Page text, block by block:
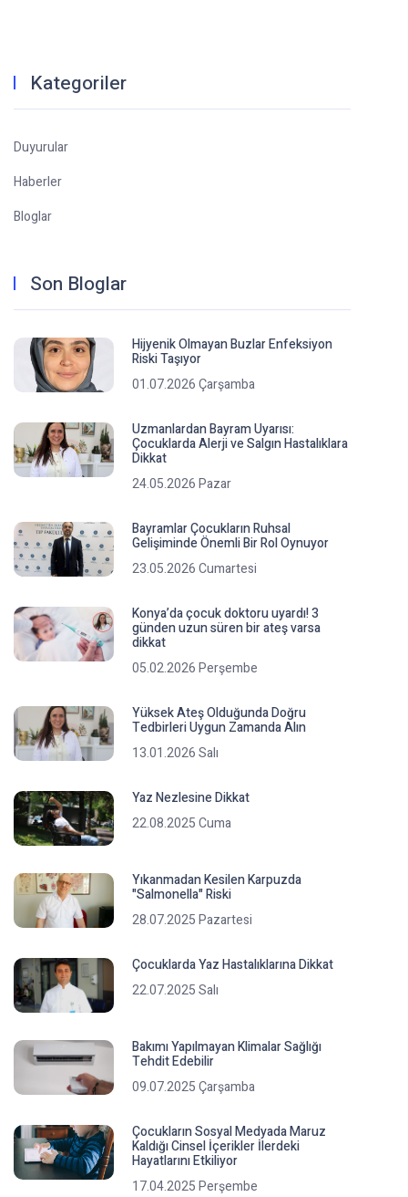
Kategoriler
Duyurular
Haberler
Bloglar
Son Bloglar
Hijyenik Olmayan Buzlar Enfeksiyon
Riski Taşıyor
01.07.2026 Çarşamba
Uzmanlardan Bayram Uyarısı:
Çocuklarda Alerji ve Salgın Hastalıklara
Dikkat
24.05.2026 Pazar
Bayramlar Çocukların Ruhsal
Gelişiminde Önemli Bir Rol Oynuyor
23.05.2026 Cumartesi
Konya’da çocuk doktoru uyardı! 3
günden uzun süren bir ateş varsa
dikkat
05.02.2026 Perşembe
Yüksek Ateş Olduğunda Doğru
Tedbirleri Uygun Zamanda Alın
13.01.2026 Salı
Yaz Nezlesine Dikkat
22.08.2025 Cuma
Yıkanmadan Kesilen Karpuzda
"Salmonella" Riski
28.07.2025 Pazartesi
Çocuklarda Yaz Hastalıklarına Dikkat
22.07.2025 Salı
Bakımı Yapılmayan Klimalar Sağlığı
Tehdit Edebilir
09.07.2025 Çarşamba
Çocukların Sosyal Medyada Maruz
Kaldığı Cinsel İçerikler İlerdeki
Hayatlarını Etkiliyor
17.04.2025 Perşembe